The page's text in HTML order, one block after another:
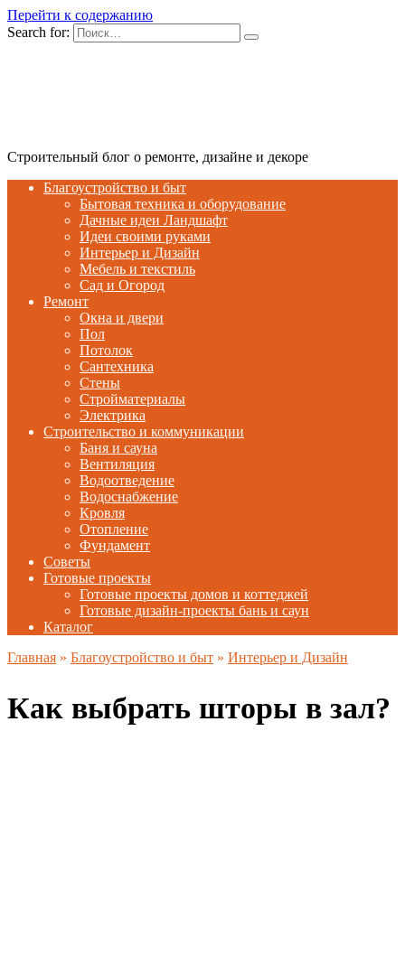
Перейти к содержанию
Search for:
Строительный блог о ремонте, дизайне и декоре
Благоустройство и быт
Бытовая техника и оборудование
Дачные идеи Ландшафт
Идеи своими руками
Интерьер и Дизайн
Мебель и текстиль
Сад и Огород
Ремонт
Окна и двери
Пол
Потолок
Сантехника
Стены
Стройматериалы
Электрика
Строительство и коммуникации
Баня и сауна
Вентиляция
Водоотведение
Водоснабжение
Кровля
Отопление
Фундамент
Советы
Готовые проекты
Готовые проекты домов и коттеджей
Готовые дизайн-проекты бань и саун
Каталог
Главная » Благоустройство и быт » Интерьер и Дизайн
Как выбрать шторы в зал?